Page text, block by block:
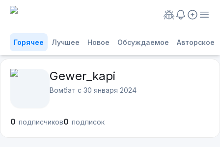
Горячее Лучшее Новое Обсуждаемое Авторское
Gewer_kapi
Вомбат с 30 января 2024
0 подписчиков0 подписок